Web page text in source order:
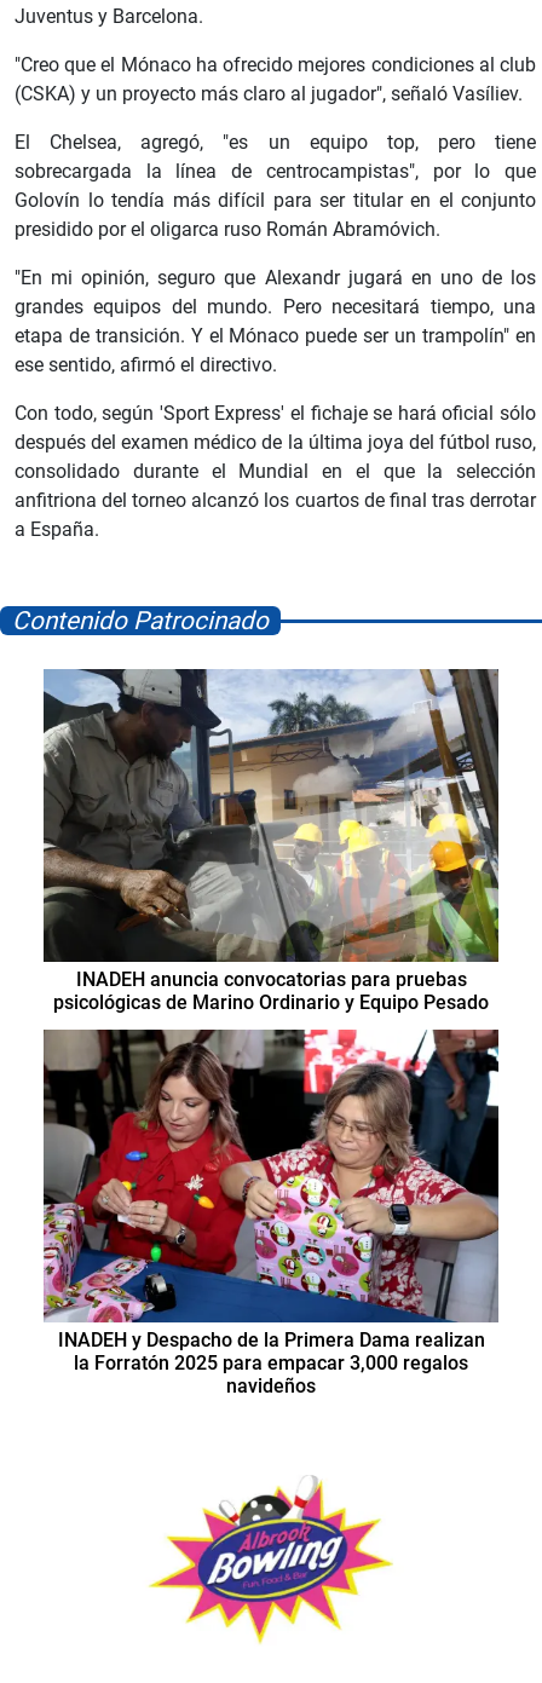
Juventus y Barcelona.
"Creo que el Mónaco ha ofrecido mejores condiciones al club
(CSKA) y un proyecto más claro al jugador", señaló Vasíliev.
El Chelsea, agregó, "es un equipo top, pero tiene
sobrecargada la línea de centrocampistas", por lo que
Golovín lo tendía más difícil para ser titular en el conjunto
presidido por el oligarca ruso Román Abramóvich.
"En mi opinión, seguro que Alexandr jugará en uno de los
grandes equipos del mundo. Pero necesitará tiempo, una
etapa de transición. Y el Mónaco puede ser un trampolín" en
ese sentido, afirmó el directivo.
Con todo, según 'Sport Express' el fichaje se hará oficial sólo
después del examen médico de la última joya del fútbol ruso,
consolidado durante el Mundial en el que la selección
anfitriona del torneo alcanzó los cuartos de final tras derrotar
a España.
Contenido Patrocinado
INADEH anuncia convocatorias para pruebas
psicológicas de Marino Ordinario y Equipo Pesado
INADEH y Despacho de la Primera Dama realizan
la Forratón 2025 para empacar 3,000 regalos
navideños